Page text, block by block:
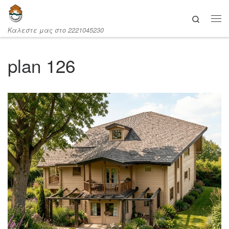
Μετάβαση στο περιεχόμενο
Καλεστε μας στο 2221045230
Search
plan 126